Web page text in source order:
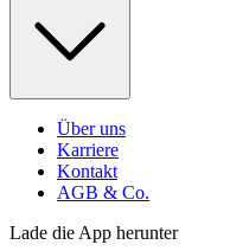
Über uns
Karriere
Kontakt
AGB & Co.
Lade die App herunter